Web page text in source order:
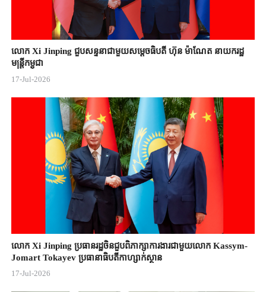
លោក Xi Jinping ជួបសន្ទនាជាមួយសម្តេចធិបតី ហ៊ុន ម៉ាណែត នាយករដ្ឋ
មន្ត្រីកម្ពុជា
17-Jul-2026
លោក Xi Jinping ប្រធានរដ្ឋចិន​ជួបពិភាក្សា​ការងារជាមួយ​លោក Kassym-
Jomart ​Tokayev ​ប្រធានាធិបតី​កាហ្សាក់ស្ថាន​
17-Jul-2026